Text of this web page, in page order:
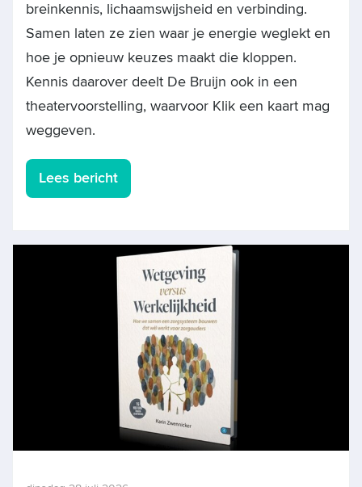
breinkennis, lichaamswijsheid en verbinding.
Samen laten ze zien waar je energie weglekt en
hoe je opnieuw keuzes maakt die kloppen.
Kennis daarover deelt De Bruijn ook in een
theatervoorstelling, waarvoor Klik een kaart mag
weggeven.
Lees bericht